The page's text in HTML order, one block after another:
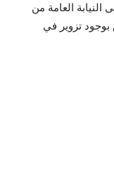
العامة من
تزوير في